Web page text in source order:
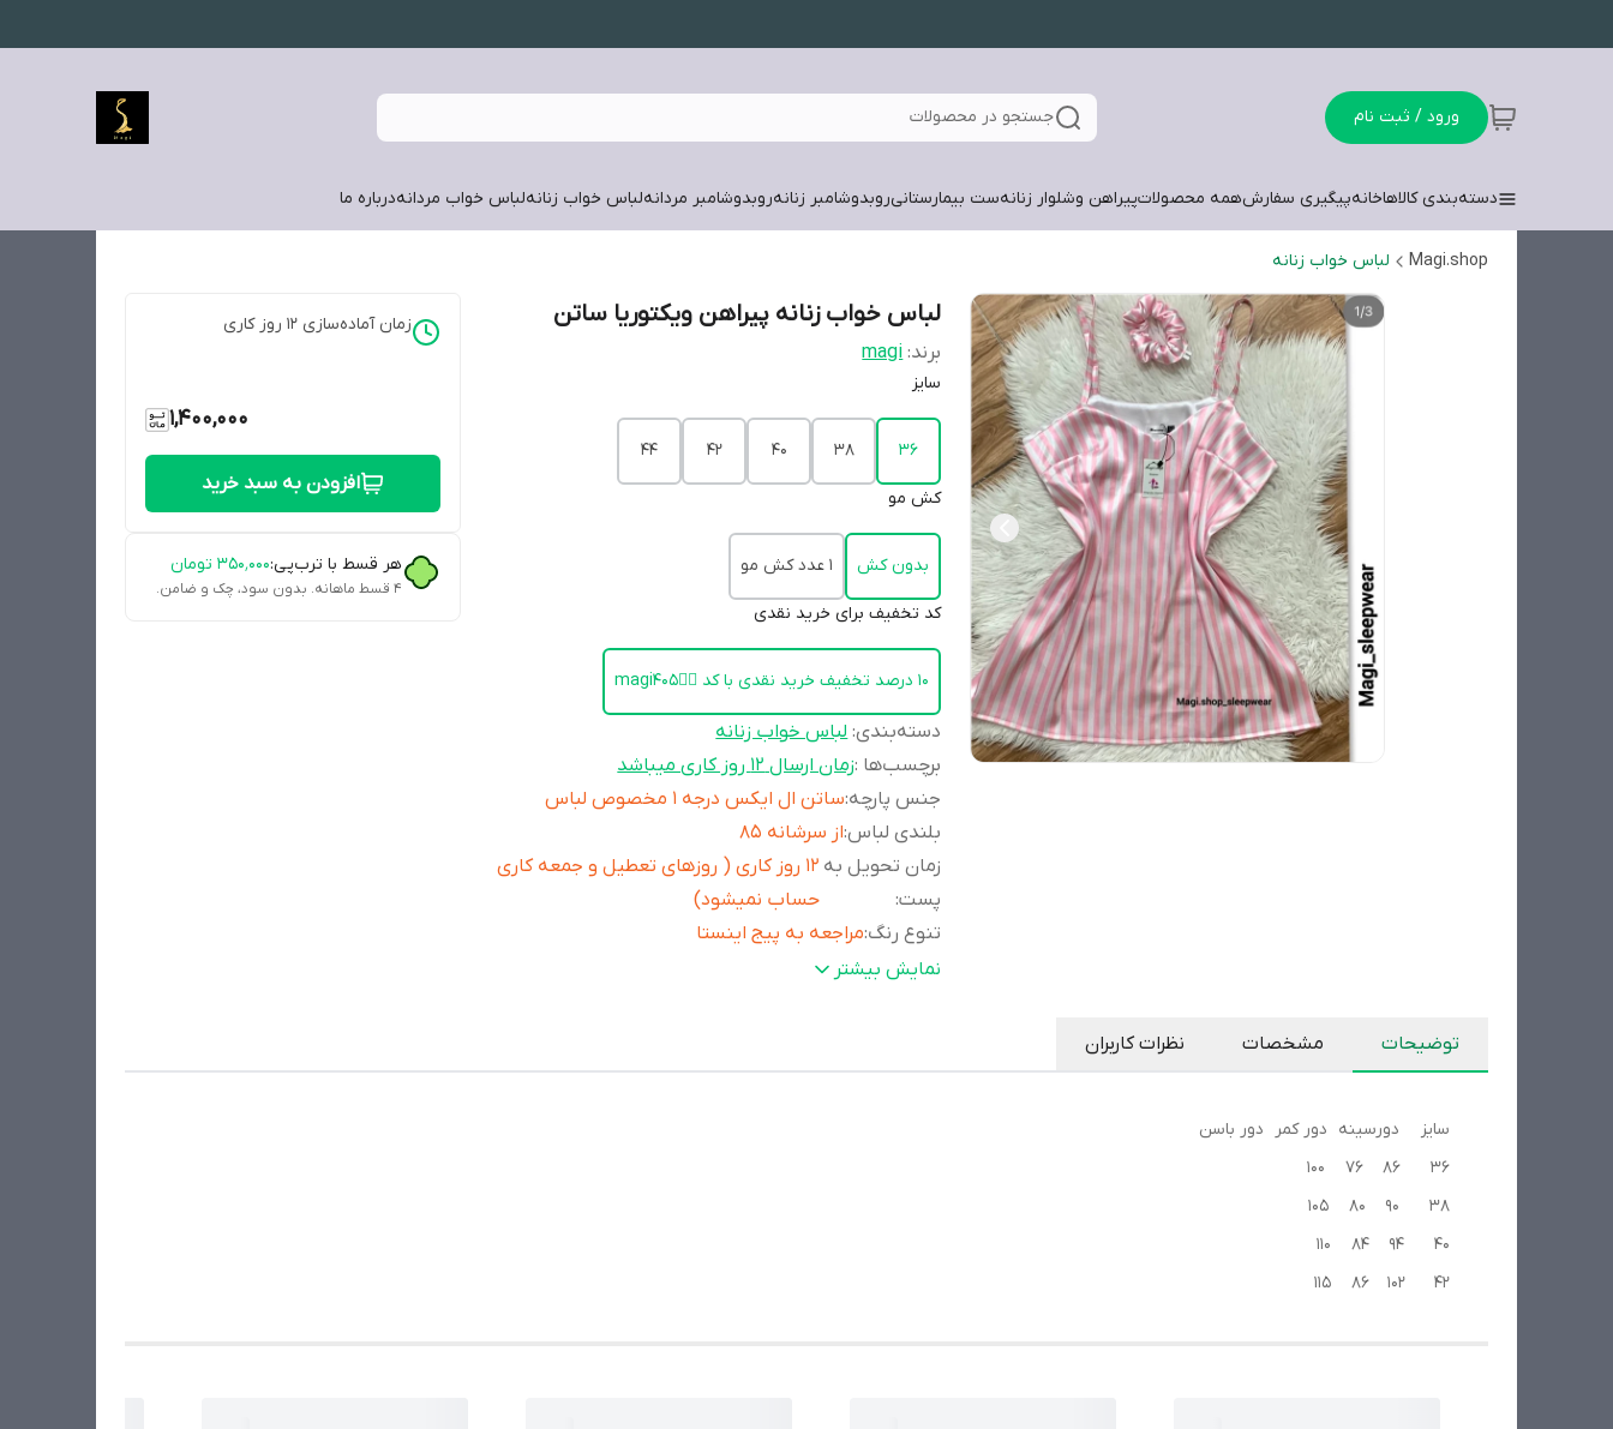
ورود / ثبت نام جستجو در محصولات
دسته‌بندی کالاهاخانهپیگیری سفارشهمه محصولاتپیراهن وشلوار زنانهست بیمارستانیروبدوشامبر زنانهروبدوشامبر مردانهلباس خواب زنانهلباس خواب مردانهدرباره ما
Magi.shop لباس خواب زنانه
لباس خواب زنانه پیراهن ویکتوریا ساتن
برند: magi
سایز
۳۶ ۳۸ ۴۰ ۴۲ ۴۴
کش مو
بدون کش 1 عدد کش مو
کد تخفیف برای خرید نقدی
۱۰ درصد تخفیف خرید نقدی با کد 👈🏻magi405
دسته‌بندی:لباس خواب زنانه
برچسب‌ها :زمان ارسال ۱۲ روز کاری میباشد
جنس پارچه:ساتن ال ایکس درجه ۱ مخصوص لباس
بلندی لباس:از سرشانه ۸۵
زمان تحویل به
پست:
1۲ روز کاری ( روزهای تعطیل و جمعه کاری
حساب نمیشود)
تنوع رنگ:مراجعه به پیج اینستا
جدول سایز بندی
نمایش بیشتر
زمان آماده‌سازی 12 روز کاری
1,400,000
افزودن به سبد خرید
هر قسط با ترب‌پی:۳۵۰٬۰۰۰ تومان
۴ قسط ماهانه. بدون سود، چک و ضامن.
توضیحات مشخصات نظرات کاربران
سایز دورسینه دور کمر دور باسن
36 86 76 100
38 90 80 105
40 94 84 110
42 102 86 115